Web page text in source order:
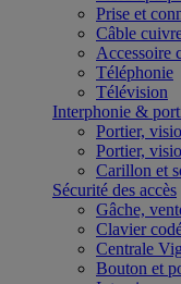
Prise et
Câble
Accessoire
Téléphonie
Télévision
Interphonie &
Portier,
Portier,
Carillon et
Sécurité des accès
Gâche,
Clavier
Centrale
Bouton et